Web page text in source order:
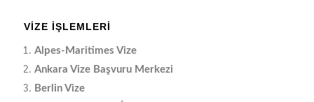
VIZE İŞLEMLERI
Alpes-Maritimes Vize
Ankara Vize Başvuru Merkezi
Berlin Vize